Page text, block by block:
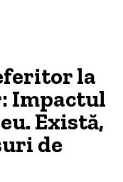
la
Impactul
Există,
de